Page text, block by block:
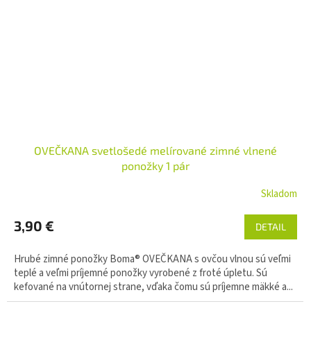
OVEČKANA svetlošedé melírované zimné vlnené
ponožky 1 pár
Skladom
3,90 € DETAIL
Hrubé zimné ponožky Boma® OVEČKANA s ovčou vlnou sú veľmi
teplé a veľmi príjemné ponožky vyrobené z froté úpletu. Sú
kefované na vnútornej strane, vďaka čomu sú príjemne mäkké a...